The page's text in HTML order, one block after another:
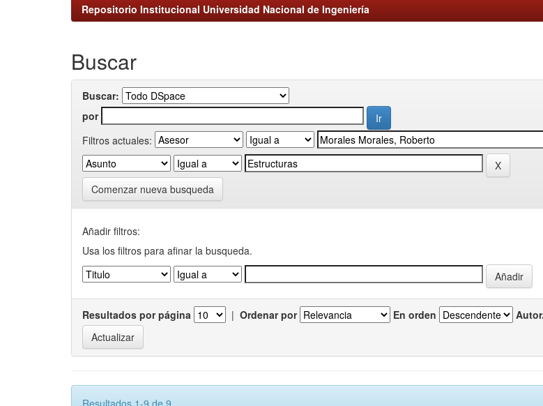
Repositorio Institucional Universidad Nacional de Ingeniería
Buscar
Buscar:
por
Filtros actuales:
Comenzar nueva busqueda
Añadir filtros:
Usa los filtros para afinar la busqueda.
Resultados por página | Ordenar por En orden
Resultados 1-9 de 9.